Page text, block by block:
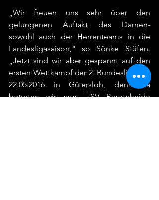
„Wir freuen uns sehr über den
gelungenen Auftakt des Damen-
sowohl auch der Herrenteams in die
Landesligasaison,“ so Sönke Stüfen.
„Jetzt sind wir aber gespannt auf den
ersten Wettkampf der 2. Bundesliga am
22.05.2016 in Gütersloh, denn da
betreten wir vom TSV Bargteheide